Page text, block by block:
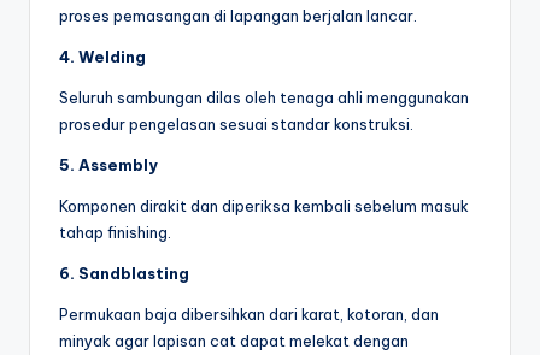
proses pemasangan di lapangan berjalan lancar.
4. Welding
Seluruh sambungan dilas oleh tenaga ahli menggunakan
prosedur pengelasan sesuai standar konstruksi.
5. Assembly
Komponen dirakit dan diperiksa kembali sebelum masuk
tahap finishing.
6. Sandblasting
Permukaan baja dibersihkan dari karat, kotoran, dan
minyak agar lapisan cat dapat melekat dengan